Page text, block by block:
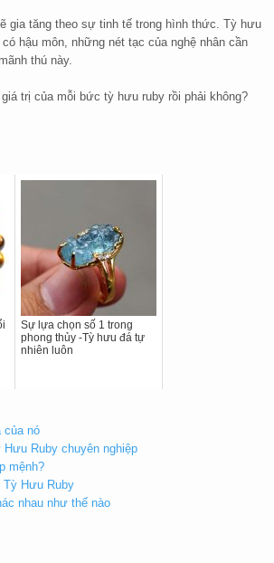
gia tăng theo sự tinh tế trong hình thức. Tỳ hưu
hậu môn, những nét tạc của nghệ nhân cần
thú này.
trị của mỗi bức tỳ hưu ruby rồi phải không?
Sự lựa chọn số 1 trong
phong thủy -Tỳ hưu đá tự
nhiên luôn
của nó
Ruby chuyên nghiệp
mệnh?
Hưu Ruby
nhau như thế nào